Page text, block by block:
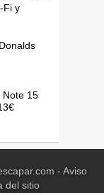
Fi y
Note 15
- Aviso
del sitio